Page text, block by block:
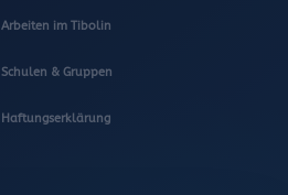
Arbeiten im Tibolin
Schulen & Gruppen
Haftungserklärung